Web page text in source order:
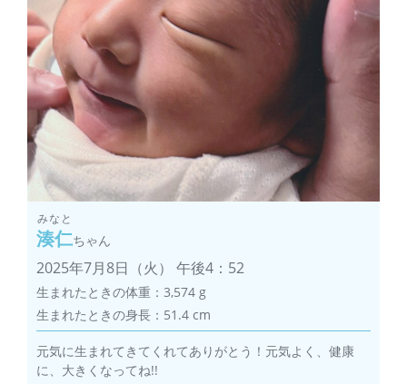
湊仁
みなと
ちゃん
2025年7月8日（火） 午後4：52
生まれたときの体重：3,574 g
生まれたときの身長：51.4 cm
元気に生まれてきてくれてありがとう！元気よく、健康
に、大きくなってね!!